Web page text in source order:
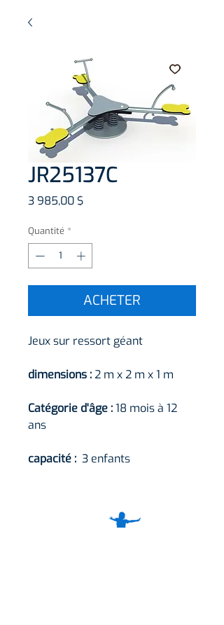
JR25137C
3 985,00 $
Quantité *
ACHETER
Jeux sur ressort géant
dimensions :2 m x 2 m x 1 m
Catégorie d'âge :18 mois à 12
ans
capacité : 3 enfants